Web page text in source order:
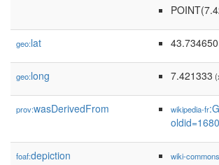
geo:lat 43.734650
geo:long 7.421333
prov:wasDerivedFrom wikipedia-fr
foaf:depiction wiki-commons